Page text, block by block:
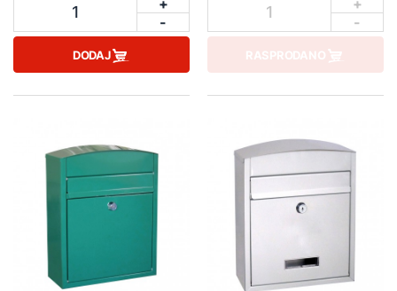
1
-
DODAJ
1
-
RASPRODANO